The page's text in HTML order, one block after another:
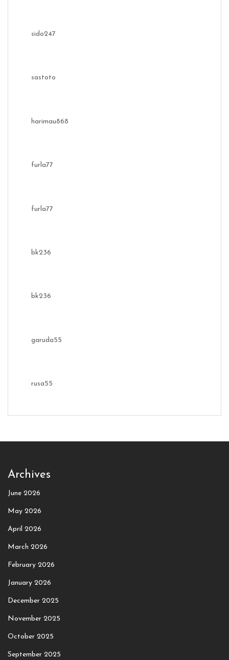
sido247
sastoto
harimau868
furla77
furla77
bk236
bk236
garuda55
rusa55
Archives
June 2026
May 2026
April 2026
March 2026
February 2026
January 2026
December 2025
November 2025
October 2025
September 2025